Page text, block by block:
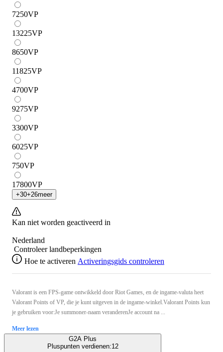
7250VP
13225VP
8650VP
11825VP
4700VP
9275VP
3300VP
6025VP
750VP
17800VP
+30+26meer
Kan niet worden geactiveerd in
Nederland
Controleer landbeperkingen
Hoe te activeren Activeringsgids controleren
Valorant is een FPS-game ontwikkeld door Riot Games, en de ingame-valuta heet
Valorant Points of VP, die je kunt uitgeven in de ingame-winkel.Valorant Points kun
je gebruiken voor:Je summoner-naam veranderenJe account na ...
Meer lezen
G2A Plus
Pluspunten verdienen:12